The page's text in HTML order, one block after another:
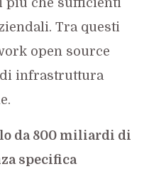
Tra questi
open source
di infrastruttura
da 800 miliardi di
specifica